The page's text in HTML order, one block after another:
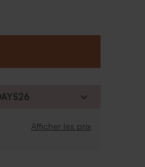
sur tout type
désiré. Vous
de polices.
Afficher les prix